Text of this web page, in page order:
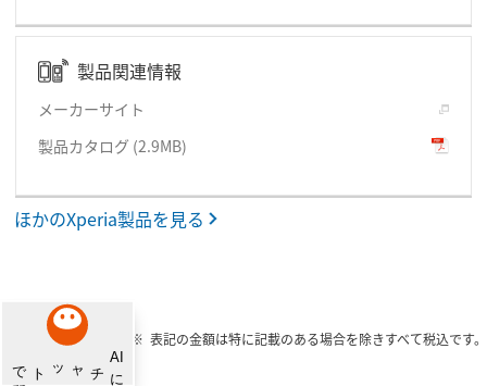
製品関連情報
メーカーサイト
製品カタログ (2.9MB)
ほかのXperia製品を見る
表記の金額は特に記載のある場合を除きすべて税込です。